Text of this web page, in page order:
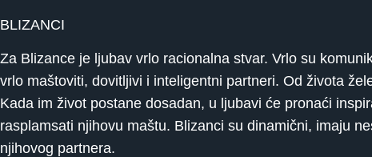
BLIZANCI
Za Blizance je ljubav vrlo racionalna stvar. Vrlo su
vrlo maštoviti, dovitljivi i inteligentni partneri. Od života
Kada im život postane dosadan, u ljubavi će pronaći
rasplamsati njihovu maštu. Blizanci su dinamični, imaju
njihovog partnera.